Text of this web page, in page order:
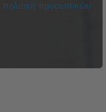
πολιτική προσωπικών